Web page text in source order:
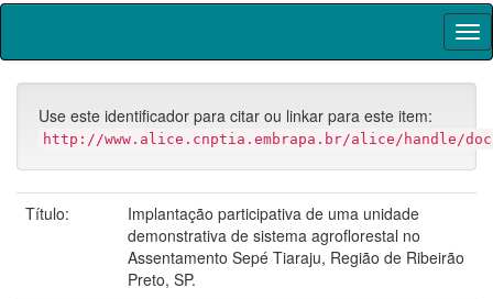
Skip
Use este identificador para citar ou linkar para este item:
http://www.alice.cnptia.embrapa.br/alice/handle/doc/
Título:
Implantação participativa de uma unidade
demonstrativa de sistema agroflorestal no
Assentamento Sepé Tiaraju, Região de Ribeirão
Preto, SP.